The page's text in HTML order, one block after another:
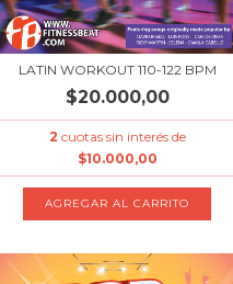
LATIN WORKOUT 110-122 BPM
$20.000,00
2 cuotas sin interés de
$10.000,00